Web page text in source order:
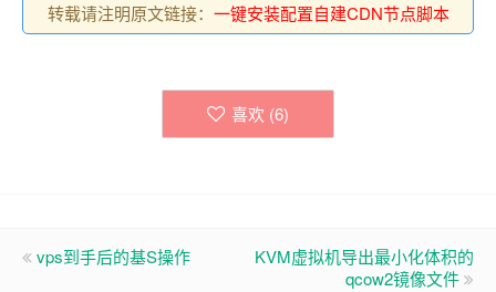
转载请注明原文链接： 一键安装配置自建CDN节点脚本
喜欢 (6)
vps到手后的基S操作
KVM虚拟机导出最小化体积的
qcow2镜像文件